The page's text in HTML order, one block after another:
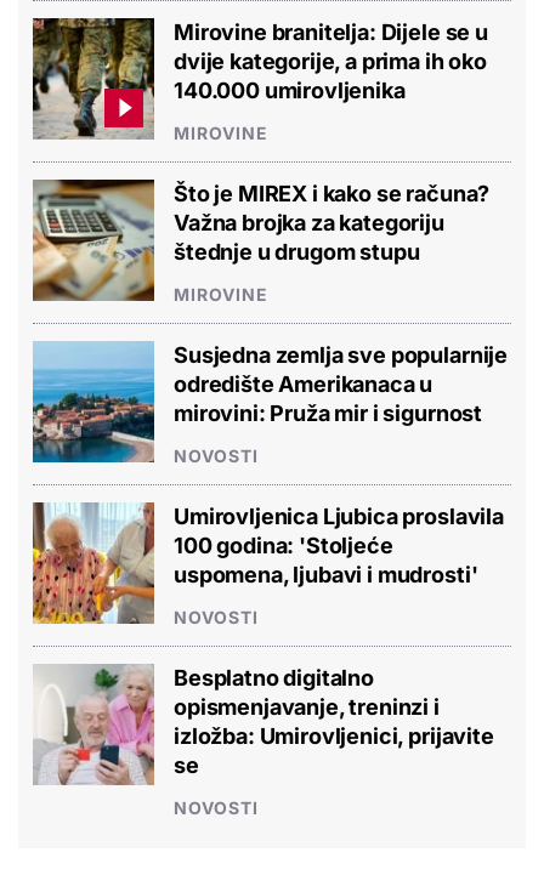
Mirovine branitelja: Dijele se u
dvije kategorije, a prima ih oko
140.000 umirovljenika
MIROVINE
Što je MIREX i kako se računa?
Važna brojka za kategoriju
štednje u drugom stupu
MIROVINE
Susjedna zemlja sve popularnije
odredište Amerikanaca u
mirovini: Pruža mir i sigurnost
NOVOSTI
Umirovljenica Ljubica proslavila
100 godina: 'Stoljeće
uspomena, ljubavi i mudrosti'
NOVOSTI
Besplatno digitalno
opismenjavanje, treninzi i
izložba: Umirovljenici, prijavite
se
NOVOSTI